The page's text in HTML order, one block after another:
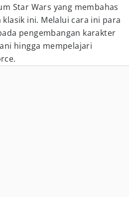
Star Wars yang membahas
ini. Melalui cara ini para
pengembangan karakter
hingga mempelajari